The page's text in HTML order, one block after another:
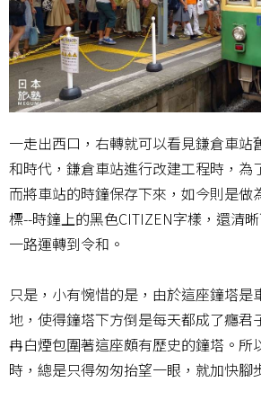
一走出西口，右轉就可以看見鎌倉車站
和時代，鎌倉車站進行改建工程時，為
而將車站的時鐘保存下來，如今則是做
標--時鐘上的黑色CITIZEN字樣，還清
一路運轉到令和。
只是，小有惋惜的是，由於這座鐘塔是
地，使得鐘塔下方倒是每天都成了癮君
冉白煙包圍著這座頗有歷史的鐘塔。所
時，總是只得匆匆抬望一眼，就加快腳